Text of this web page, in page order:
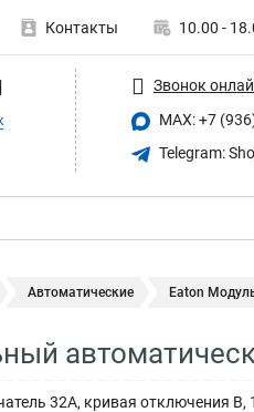
Контакты 10.00 -
Звонок
MAX: +7
Telegram:
Автоматические Eaton
32А, кривая отключения B,